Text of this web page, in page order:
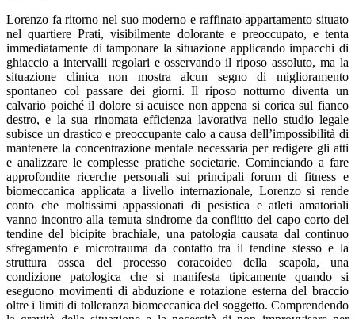
Lorenzo fa ritorno nel suo moderno e raffinato appartamento situato
nel quartiere Prati, visibilmente dolorante e preoccupato, e tenta
immediatamente di tamponare la situazione applicando impacchi di
ghiaccio a intervalli regolari e osservando il riposo assoluto, ma la
situazione clinica non mostra alcun segno di miglioramento
spontaneo col passare dei giorni. Il riposo notturno diventa un
calvario poiché il dolore si acuisce non appena si corica sul fianco
destro, e la sua rinomata efficienza lavorativa nello studio legale
subisce un drastico e preoccupante calo a causa dell’impossibilità di
mantenere la concentrazione mentale necessaria per redigere gli atti
e analizzare le complesse pratiche societarie. Cominciando a fare
approfondite ricerche personali sui principali forum di fitness e
biomeccanica applicata a livello internazionale, Lorenzo si rende
conto che moltissimi appassionati di pesistica e atleti amatoriali
vanno incontro alla temuta sindrome da conflitto del capo corto del
tendine del bicipite brachiale, una patologia causata dal continuo
sfregamento e microtrauma da contatto tra il tendine stesso e la
struttura ossea del processo coracoideo della scapola, una
condizione patologica che si manifesta tipicamente quando si
eseguono movimenti di abduzione e rotazione esterna del braccio
oltre i limiti di tolleranza biomeccanica del soggetto. Comprendendo